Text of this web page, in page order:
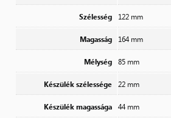
Szélesség 122 mm
Magasság 164 mm
Mélység 85 mm
Készülék szélessége 22 mm
Készülék magassága 44 mm